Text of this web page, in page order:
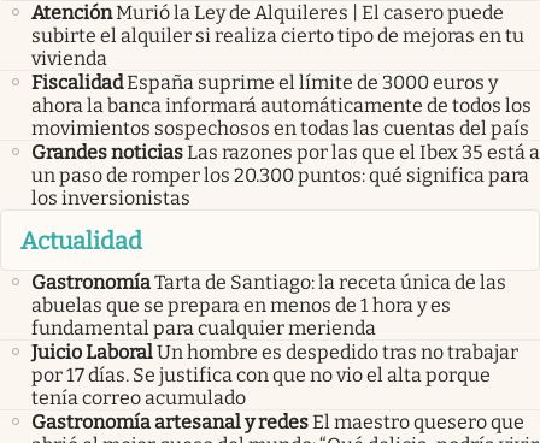
AtenciónMurió la Ley de Alquileres | El casero puede
subirte el alquiler si realiza cierto tipo de mejoras en tu
vivienda
FiscalidadEspaña suprime el límite de 3000 euros y
ahora la banca informará automáticamente de todos los
movimientos sospechosos en todas las cuentas del país
Grandes noticiasLas razones por las que el Ibex 35 está a
un paso de romper los 20.300 puntos: qué significa para
los inversionistas
Actualidad
GastronomíaTarta de Santiago: la receta única de las
abuelas que se prepara en menos de 1 hora y es
fundamental para cualquier merienda
Juicio LaboralUn hombre es despedido tras no trabajar
por 17 días. Se justifica con que no vio el alta porque
tenía correo acumulado
Gastronomía artesanal y redesEl maestro quesero que